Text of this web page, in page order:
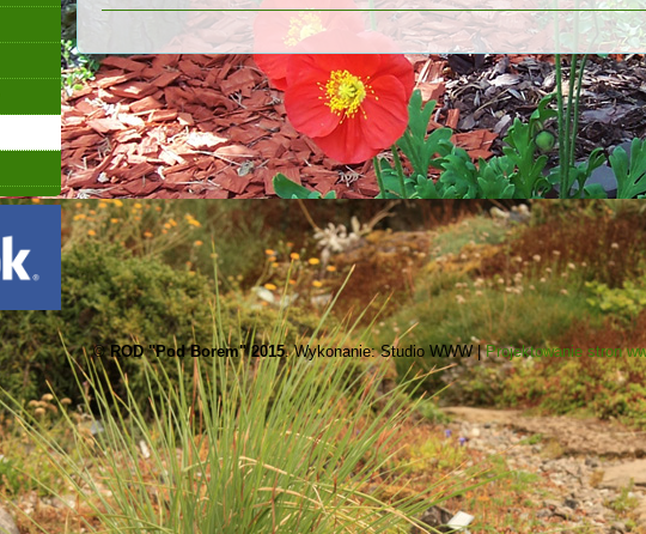
©ROD "Pod Borem" 2015. Wykonanie: Studio WWW |Projektowanie stron